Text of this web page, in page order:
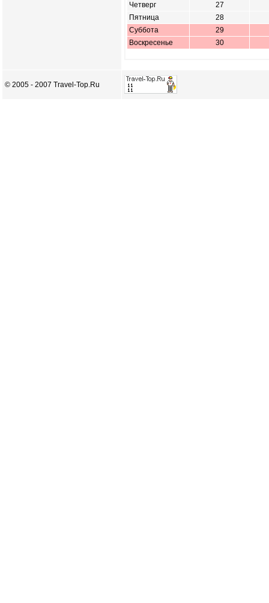
Четверг
27
Пятница
28
Суббота
29
Воскресенье
30
© 2005 - 2007 Travel-Top.Ru